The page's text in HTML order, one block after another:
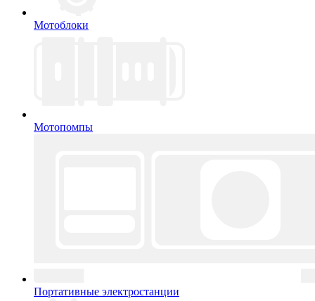
Мотоблоки
Мотопомпы
Портативные электростанции